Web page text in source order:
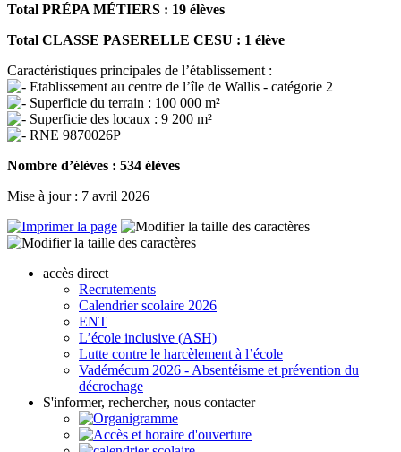
Total PRÉPA MÉTIERS : 19 élèves
Total CLASSE PASERELLE CESU : 1 élève
Caractéristiques principales de l’établissement :
Etablissement au centre de l’île de Wallis - catégorie 2
Superficie du terrain : 100 000 m²
Superficie des locaux : 9 200 m²
RNE 9870026P
Nombre d’élèves : 534 élèves
Mise à jour : 7 avril 2026
accès direct
Recrutements
Calendrier scolaire 2026
ENT
L’école inclusive (ASH)
Lutte contre le harcèlement à l’école
Vadémécum 2026 - Absentéisme et prévention du
décrochage
S'informer, rechercher, nous contacter